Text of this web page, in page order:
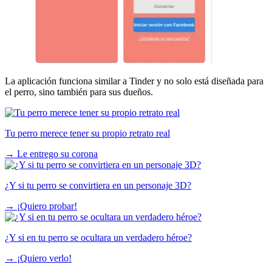
La aplicación funciona similar a Tinder y no solo está diseñada para
el perro, sino también para sus dueños.
Tu perro merece tener su propio retrato real
→ Le entrego su corona
¿Y si tu perro se convirtiera en un personaje 3D?
→ ¡Quiero probar!
¿Y si en tu perro se ocultara un verdadero héroe?
→ ¡Quiero verlo!